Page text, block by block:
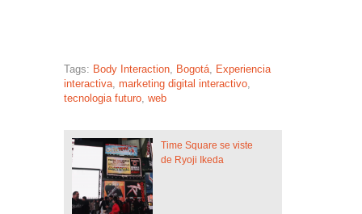
Tags: Body Interaction, Bogotá, Experiencia
interactiva, marketing digital interactivo,
tecnologia futuro, web
Time Square se viste
de Ryoji Ikeda